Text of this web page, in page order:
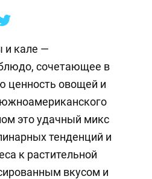
и кале —
сочетающее в
ценность овощей и
это удачный микс
тенденций и
к растительной
вкусом и